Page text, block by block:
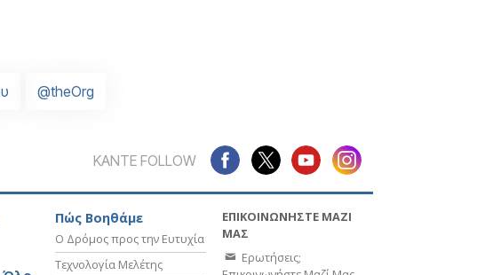
@theOrg
ΚΑΝΤΕ FOLLOW
Πώς Βοηθάμε
Ο Δρόμος προς την Ευτυχία
Τεχνολογία Μελέτης
ΕΠΙΚΟΙΝΩΝΗΣΤΕ ΜΑΖΙ
ΜΑΣ
Ερωτήσεις;